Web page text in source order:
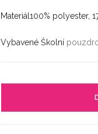
Materiál100% polyester,
Vybavené Školní